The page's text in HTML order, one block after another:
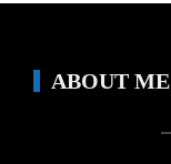
ABOUT ME